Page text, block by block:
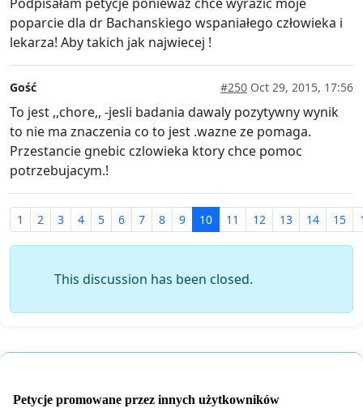
poparcie dla dr Bachanskiego wspaniałego człowieka i
lekarza! Aby takich jak najwiecej !
Gość #250 Oct 29, 2015, 17:56
To jest ,,chore,, -jesli badania dawaly pozytywny wynik
to nie ma znaczenia co to jest .wazne ze pomaga.
Przestancie gnebic czlowieka ktory chce pomoc
potrzebujacym.!
1 2 3 4 5 6 7 8 9 10 11 12 13 14 15
This discussion has been closed.
Petycje promowane przez innych użytkowników